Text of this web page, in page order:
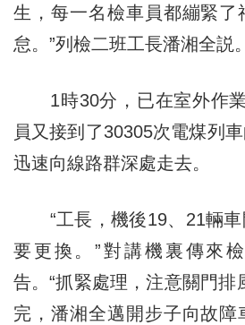
生，每一名檢車員都繃緊了
怠。”列檢二班工長潘湘全説。
1時30分，已在室外作業
員又接到了30305次電煤列
迅速向線路群深處走去。
“工長，機後19、21輛車
要更換。”對講機裏傳來
告。“抓緊處理，注意關門排
完，潘湘全邁開步子向故障